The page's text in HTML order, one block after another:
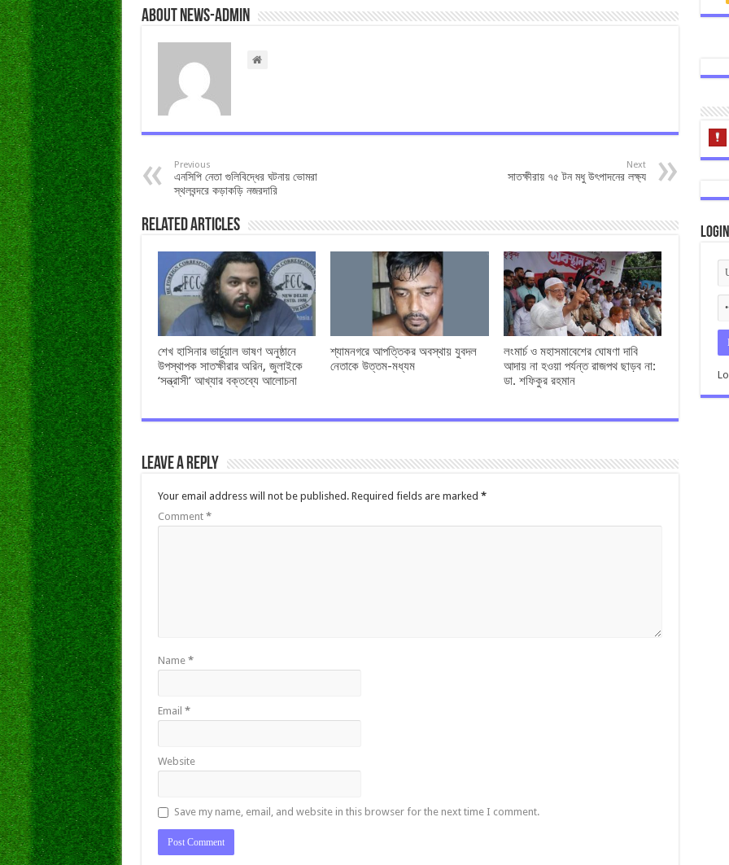
About news-admin
Previous
এনসিপি নেতা গুলিবিদ্ধের ঘটনায় ভোমরা
স্থলবন্দরে কড়াকড়ি নজরদারি
Next
সাতক্ষীরায় ৭৫ টন মধু উৎপাদনের লক্ষ্য
Related Articles
শেখ হাসিনার ভার্চুয়াল ভাষণ অনুষ্ঠানে
উপস্থাপক সাতক্ষীরার অরিন, জুলাইকে
‘সন্ত্রাসী’ আখ্যার বক্তব্যে আলোচনা
শ্যামনগরে আপত্তিকর অবস্থায় যুবদল
নেতাকে উত্তম-মধ্যম
লংমার্চ ও মহাসমাবেশের ঘোষণা দাবি
আদায় না হওয়া পর্যন্ত রাজপথ ছাড়ব না:
ডা. শফিকুর রহমান
Leave a Reply
Your email address will not be published. Required fields are marked *
Comment *
Name *
Email *
Website
Save my name, email, and website in this browser for the next time I comment.
Login